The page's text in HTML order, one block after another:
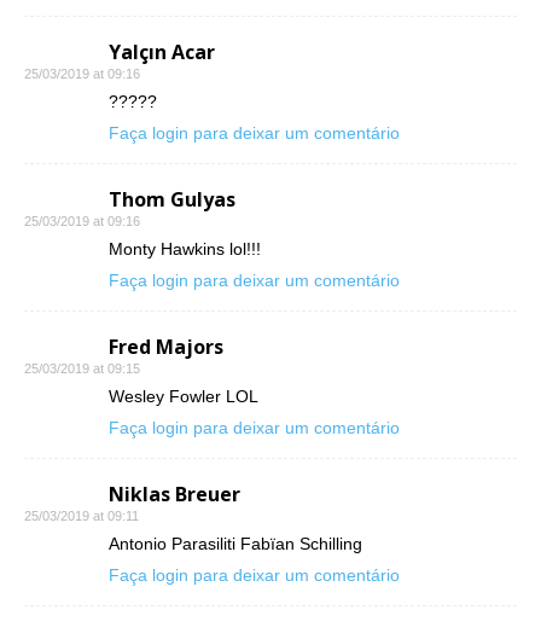
Yalçın Acar
25/03/2019 at 09:16
?????
Faça login para deixar um comentário
Thom Gulyas
25/03/2019 at 09:16
Monty Hawkins lol!!!
Faça login para deixar um comentário
Fred Majors
25/03/2019 at 09:15
Wesley Fowler LOL
Faça login para deixar um comentário
Niklas Breuer
25/03/2019 at 09:11
Antonio Parasiliti Fabïan Schilling
Faça login para deixar um comentário